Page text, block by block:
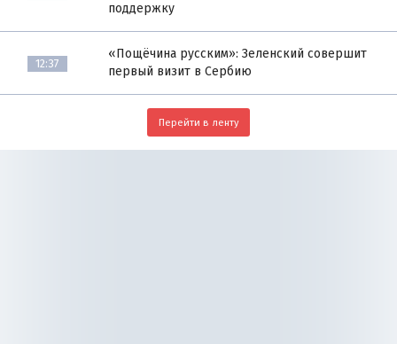
поддержку
12:37
«Пощёчина русским»: Зеленский совершит
первый визит в Сербию
Перейти в ленту